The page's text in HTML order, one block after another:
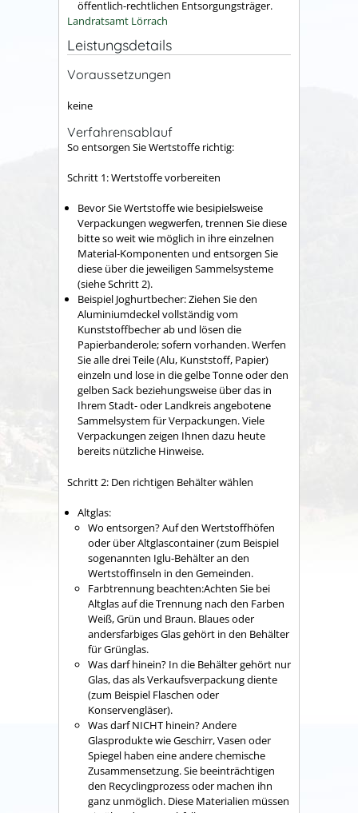
öffentlich-rechtlichen Entsorgungsträger.
Landratsamt Lörrach
Leistungsdetails
Voraussetzungen
keine
Verfahrensablauf
So entsorgen Sie Wertstoffe richtig:
Schritt 1: Wertstoffe vorbereiten
Bevor Sie Wertstoffe wie besipielsweise
Verpackungen wegwerfen, trennen Sie diese
bitte so weit wie möglich in ihre einzelnen
Material-Komponenten und entsorgen Sie
diese über die jeweiligen Sammelsysteme
(siehe Schritt 2).
Beispiel Joghurtbecher:Ziehen Sie den
Aluminiumdeckel vollständig vom
Kunststoffbecher ab und lösen die
Papierbanderole; sofern vorhanden.Werfen
Sie alle drei Teile (Alu, Kunststoff, Papier)
einzeln und lose in die gelbe Tonne oder den
gelben Sack beziehungsweise über das in
Ihrem Stadt- oder Landkreis angebotene
Sammelsystem für Verpackungen. Viele
Verpackungen zeigen Ihnen dazu heute
bereits nützliche Hinweise.
Schritt 2: Den richtigen Behälter wählen
Altglas:
Wo entsorgen? Auf den Wertstoffhöfen
oder über Altglascontainer (zum Beispiel
sogenannten Iglu-Behälter an den
Wertstoffinseln in den Gemeinden.
Farbtrennung beachten:Achten Sie bei
Altglas auf die Trennung nach den Farben
Weiß, Grün und Braun. Blaues oder
andersfarbiges Glas gehört in den Behälter
für Grünglas.
Was darf hinein? In die Behälter gehört nur
Glas, das als Verkaufsverpackung diente
(zum Beispiel Flaschen oder
Konservengläser).
Was darf NICHT hinein? Andere
Glasproduktewie Geschirr, Vasen oder
Spiegel haben eine andere chemische
Zusammensetzung. Sie beeinträchtigen
den Recyclingprozess oder machen ihn
ganz unmöglich. Diese Materialien müssen